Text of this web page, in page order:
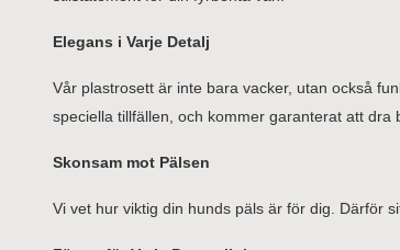
Elegans i Varje Detalj
Vår plastrosett är inte bara vacker, utan också
speciella tillfällen, och kommer garanterat att dra
Skonsam mot Pälsen
Vi vet hur viktig din hunds päls är för dig. Därför